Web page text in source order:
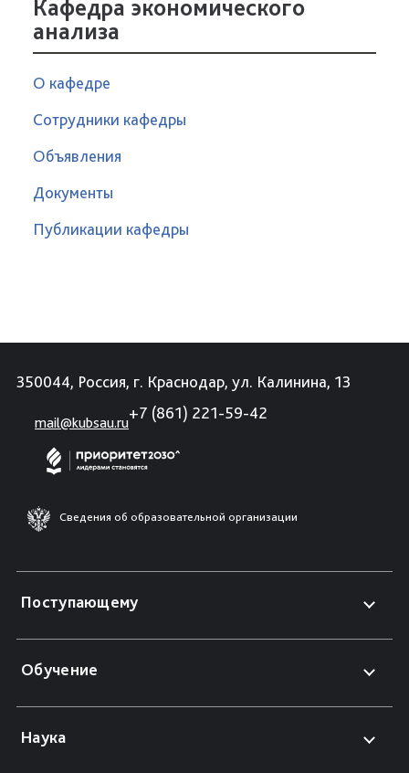
Кафедра экономического
анализа
О кафедре
Сотрудники кафедры
Объявления
Документы
Публикации кафедры
350044, Россия, г. Краснодар, ул. Калинина, 13
mail@kubsau.ru
+7 (861) 221-59-42
Сведения об образовательной организации
Поступающему
Обучение
Наука